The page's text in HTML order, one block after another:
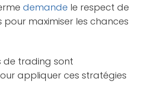
demande le respect de
pour maximiser les chances
de trading sont
appliquer ces stratégies